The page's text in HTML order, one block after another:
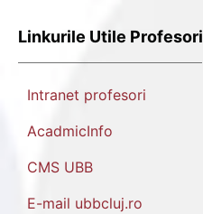
Linkurile Utile Profesori
Intranet profesori
AcadmicInfo
CMS UBB
E-mail ubbcluj.ro